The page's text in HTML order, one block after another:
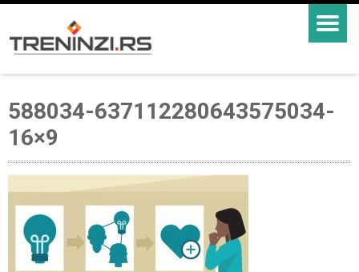
588034-637112280643575034-
16×9